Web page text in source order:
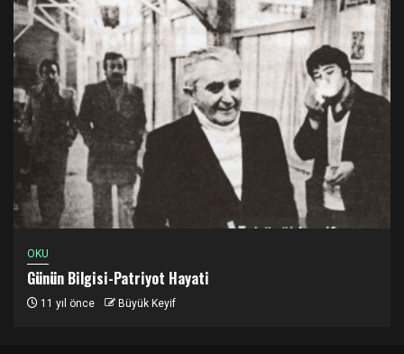
OKU
Günün Bilgisi-Patriyot Hayati
11 yıl önce Büyük Keyif